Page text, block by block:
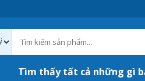
Tìm thấy tất cả những gì